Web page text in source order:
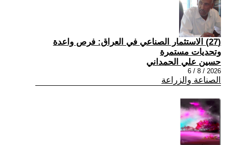
(27) الاستثمار الصناعي في العراق: فرص واعدة
وتحديات مستمرة
حسين علي الحمداني
2026 / 8 / 6
الصناعة والزراعة